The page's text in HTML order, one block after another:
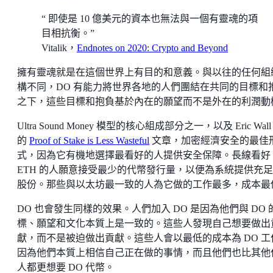
“ 即使是 10 億美元的資本也無法與一個有靈魂的項
目相抗衡。”
Vitalik， Endnotes on 2020: Crypto and Beyond
擁有靈魂就是在這個世界上有目的和意義。與以往的任何組
構不同，DO 有能力將世界各地的人們團結在共同的目標和
之下，這些目標和抱負基於內在的願望而不是外在的利潤動
Ultra Sound Money 模型的核心組成部分之一，以及 Eric Wall
的 Proof of Stake is Less Wasteful 文章，加密經濟安全的最佳
式，因為它有機地選擇最看好的人提供安全保障。長線看好
ETH 的人願意接受最少的代幣發行量，以便為系統提供充
股份。那些與以太坊最一致的人為它做的工作最多，成本最
DO 也會發生同樣的效果。人們加入 DO 是因為他們與 DO
標、願望和文化本質上是一致的。這些人發現自己想要做出
獻，而不是被迫做出貢獻。這些人會以最低的成本為 DO 工
因為他們本質上相信自己正在做的事情，而且他們也比其他
人都更想要 DO 代幣。